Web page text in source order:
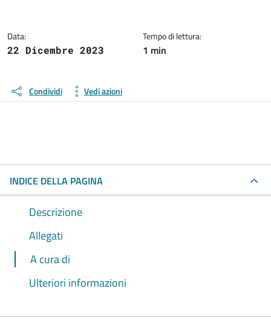
Data:
22 Dicembre 2023
Tempo di lettura:
1 min
Condividi Vedi azioni
INDICE DELLA PAGINA
Descrizione
Allegati
A cura di
Ulteriori informazioni